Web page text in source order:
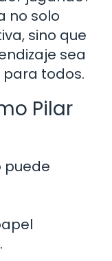
no solo
sino que
sea
para todos.
Pilar
puede